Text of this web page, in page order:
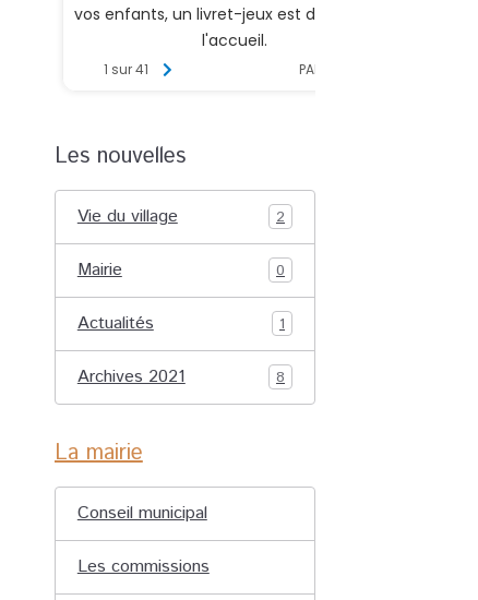
Les nouvelles
Vie du village 2
Mairie 0
Actualités 1
Archives 2021 8
La mairie
Conseil municipal
Les commissions